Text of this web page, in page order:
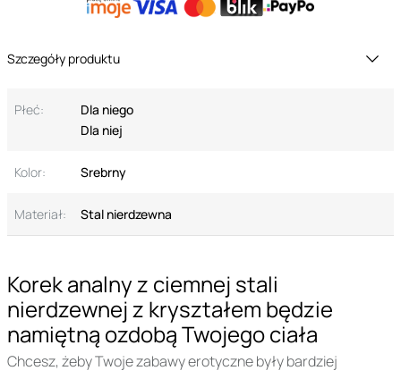
Korek analny z ciemnej stali
nierdzewnej z kryształem będzie
namiętną ozdobą Twojego ciała
Chcesz, żeby Twoje zabawy erotyczne były bardziej
Szczegóły produktu
Płeć:
Dla niego
Dla niej
Kolor: Srebrny
Materiał: Stal nierdzewna